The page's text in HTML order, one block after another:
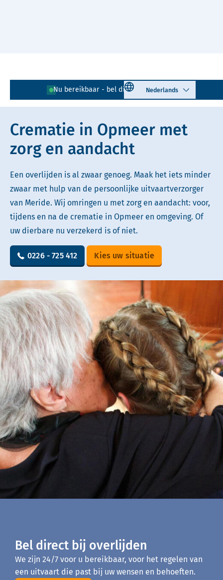
Nu bereikbaar - bel direct! 0226 - 725 412
Select language
Lees voor Uitleg woorden
Simpele tekst
Crematie in Opmeer met
zorg en aandacht
Een overlijden is al zwaar genoeg. Maak het iets minder
zwaar met hulp van de persoonlijke uitvaartverzorger
van Meride. Wij omringen u met zorg en aandacht: voor,
tijdens en na de crematie in Opmeer en omgeving. Of
uw dierbare nu verzekerd is of niet.
0226 - 725 412 Kies uw situatie
Bel direct bij overlijden
We zijn 24/7 voor u bereikbaar, voor het regelen van
een uitvaart die past bij uw wensen en behoeften.